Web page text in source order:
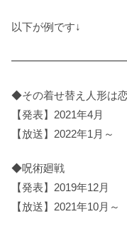
以下が例です↓
◆その着せ替え人形は
【発表】2021年4月
【放送】2022年1月～
◆呪術廻戦
【発表】2019年12月
【放送】2021年10月～